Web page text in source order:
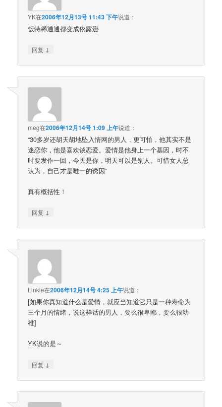
YK在2006年12月13号 11:43 下午说道：
饭特稀通通都变成依露逊
回复 ↓
meg在2006年12月14号 1:09 上午说道：
“30多岁还胡天胡地坠入情网的男人，更可怕，他其实不是
迷恋你，他是喜欢谈恋爱。爱情是他身上一个基因，时不
时要发作一回，今天是你，明天可以是别人。可惜女人总
认为，自己才是唯一的诱因”
真有概括性！
回复 ↓
Linkle在2006年12月14号 4:25 上午说道：
[如果你真知道什么是爱情，就应当知道它只是一种寿命为
三个月的情绪，说这样话的男人，要么很卑鄙，要么很幼
稚]
YK说的是～
回复 ↓